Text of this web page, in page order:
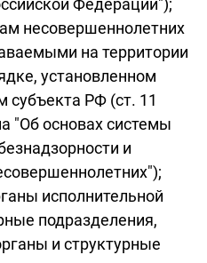
Федерации");
несовершеннолетних
на территории
установленном
субъекта РФ (ст. 11
"Об основах системы
и
исполнительной
подразделения,
и структурные